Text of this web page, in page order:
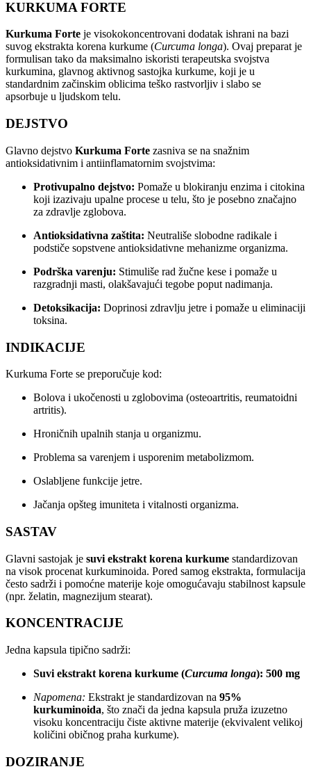
KURKUMA FORTE
Kurkuma Forte je visokokoncentrovani dodatak ishrani na bazi
suvog ekstrakta korena kurkume (Curcuma longa). Ovaj preparat je
formulisan tako da maksimalno iskoristi terapeutska svojstva
kurkumina, glavnog aktivnog sastojka kurkume, koji je u
standardnim začinskim oblicima teško rastvorljiv i slabo se
apsorbuje u ljudskom telu.
DEJSTVO
Glavno dejstvo Kurkuma Forte zasniva se na snažnim
antioksidativnim i antiinflamatornim svojstvima:
Protivupalno dejstvo: Pomaže u blokiranju enzima i citokina
koji izazivaju upalne procese u telu, što je posebno značajno
za zdravlje zglobova.
Antioksidativna zaštita: Neutrališe slobodne radikale i
podstiče sopstvene antioksidativne mehanizme organizma.
Podrška varenju: Stimuliše rad žučne kese i pomaže u
razgradnji masti, olakšavajući tegobe poput nadimanja.
Detoksikacija: Doprinosi zdravlju jetre i pomaže u eliminaciji
toksina.
INDIKACIJE
Kurkuma Forte se preporučuje kod:
Bolova i ukočenosti u zglobovima (osteoartritis, reumatoidni
artritis).
Hroničnih upalnih stanja u organizmu.
Problema sa varenjem i usporenim metabolizmom.
Oslabljene funkcije jetre.
Jačanja opšteg imuniteta i vitalnosti organizma.
SASTAV
Glavni sastojak je suvi ekstrakt korena kurkume standardizovan
na visok procenat kurkuminoida. Pored samog ekstrakta, formulacija
često sadrži i pomoćne materije koje omogućavaju stabilnost kapsule
(npr. želatin, magnezijum stearat).
KONCENTRACIJE
Jedna kapsula tipično sadrži:
Suvi ekstrakt korena kurkume (Curcuma longa): 500 mg
Napomena: Ekstrakt je standardizovan na 95%
kurkuminoida, što znači da jedna kapsula pruža izuzetno
visoku koncentraciju čiste aktivne materije (ekvivalent velikoj
količini običnog praha kurkume).
DOZIRANJE